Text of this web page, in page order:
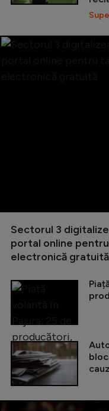
Sectorul 3
portal online
electronică gratuită